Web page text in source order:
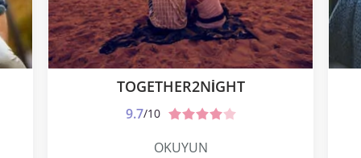
TOGETHER2NIGHT
9.7/10
OKUYUN